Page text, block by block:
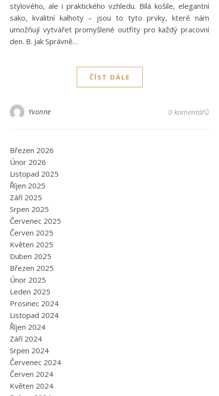
stylového, ale i praktického vzhledu. Bílá košile, elegantní
sako, kvalitní kalhoty – jsou to tyto prvky, které nám
umožňují vytvářet promyšlené outfity pro každý pracovní
den. B. Jak Správně…
ČÍST DÁLE
Yvonne 0 komentářů
Březen 2026
Únor 2026
Listopad 2025
Říjen 2025
Září 2025
Srpen 2025
Červenec 2025
Červen 2025
Květen 2025
Duben 2025
Březen 2025
Únor 2025
Leden 2025
Prosinec 2024
Listopad 2024
Říjen 2024
Září 2024
Srpen 2024
Červenec 2024
Červen 2024
Květen 2024